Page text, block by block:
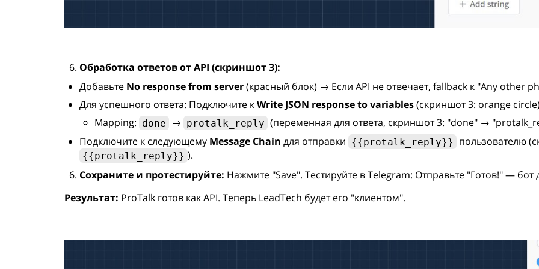
Обработка ответов от API (скриншот 3):
Добавьте No response from server(красный блок) → Если API не отвечает, fallback к "Any other
Для успешного ответа: Подключите кWrite JSON response to variables(скриншот 3: orange
Mapping: done → protalk_reply (переменная для ответа, скриншот 3: "done" →
Подключите к следующему Message Chain для отправки {{protalk_reply}} пользователю
{{protalk_reply}} ).
Сохраните и протестируйте: Нажмите "Save". Тестируйте в Telegram: Отправьте "Готов!" — бот
Результат: ProTalk готов как API. Теперь LeadTech будет его "клиентом".